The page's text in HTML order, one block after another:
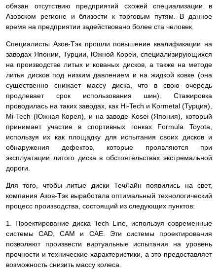
обязан отсутствию предприятий схожей специализации в
Азовском регионе и близости к торговым путям. В данное
время на предприятии задействовано более ста человек.
Специалисты Азов-Тэк прошли повышение квалификации на
заводах Японии, Турции, Южной Кореи, специализирующихся
на производстве литых и кованых дисков, а также на методе
литья дисков под низким давлением и на жидкой ковке (она
существенно снижает массу диска, что в свою очередь
продлевает срок использования шин). Стажировка
проводилась на таких заводах, как Hi-Tech и Kormetal (Турция),
Mi-Tech (Южная Корея), и на заводе Kosei (Япония), который
принимает участие в спортивных гонках Formula Toyota,
используя их как площадку для испытания своих дисков и
обнаружения дефектов, которые проявляются при
эксплуатации литого диска в обстоятельствах экстремальной
дороги.
Для того, чтобы литые диски ТечЛайн появились на свет,
компания Азов-Тэк выработала оптимальный технологический
процесс производства, состоящий из следующих пунктов:
1. Проектирование диска Tech Line, используя современные
системы СAD, CAM и CAE. Эти системы проектирования
позволяют произвести виртуальные испытания на уровень
прочности и технические характеристики, а это предоставляет
возможность снизить массу колеса.